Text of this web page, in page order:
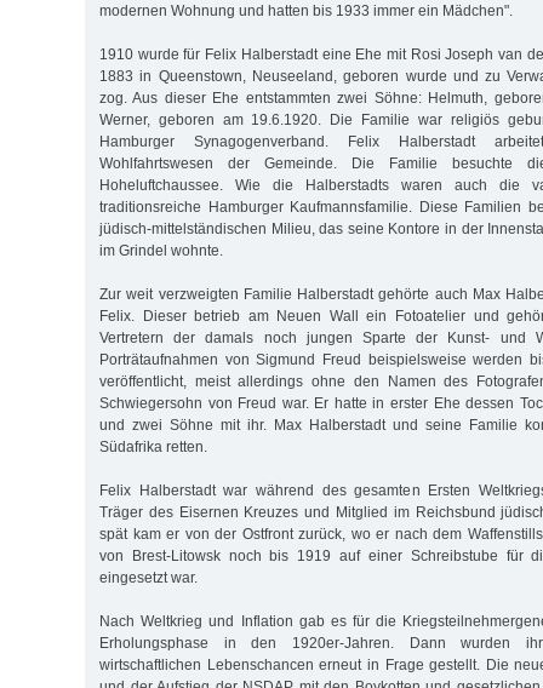
modernen Wohnung und hatten bis 1933 immer ein Mädchen".
1910 wurde für Felix Halberstadt eine Ehe mit Rosi Joseph van
1883 in Queenstown, Neuseeland, geboren wurde und zu
zog. Aus dieser Ehe entstammten zwei Söhne: Helmuth,
Werner, geboren am 19.6.1920. Die Familie war religiös
Hamburger Synagogenverband. Felix Halberstadt
Wohlfahrtswesen der Gemeinde. Die Familie besuchte
Hoheluftchaussee. Wie die Halberstadts waren auch die
traditionsreiche Hamburger Kaufmannsfamilie. Diese Familien
jüdisch-mittelständischen Milieu, das seine Kontore in der
im Grindel wohnte.
Zur weit verzweigten Familie Halberstadt gehörte auch Max
Felix. Dieser betrieb am Neuen Wall ein Fotoatelier und
Vertretern der damals noch jungen Sparte der Kunst- und
Porträtaufnahmen von Sigmund Freud beispielsweise werden
veröffentlicht, meist allerdings ohne den Namen des
Schwiegersohn von Freud war. Er hatte in erster Ehe dessen
und zwei Söhne mit ihr. Max Halberstadt und seine Familie
Südafrika retten.
Felix Halberstadt war während des gesamten Ersten
Träger des Eisernen Kreuzes und Mitglied im Reichsbund
spät kam er von der Ostfront zurück, wo er nach dem
von Brest-Litowsk noch bis 1919 auf einer Schreibstube für
eingesetzt war.
Nach Weltkrieg und Inflation gab es für die
Erholungsphase in den 1920er-Jahren. Dann wurden
wirtschaftlichen Lebenschancen erneut in Frage gestellt. Die